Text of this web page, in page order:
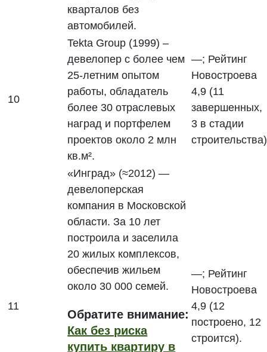
кварталов без
автомобилей.
10
Tekta Group (1999) –
девелопер с более чем
25-летним опытом
работы, обладатель
более 30 отраслевых
наград и портфелем
проектов около 2 млн
кв.м².
—; Рейтинг
Новостроева
4,9 (11
завершенных,
3 в стадии
11
«Инград» (≈2012) —
девелоперская
компания в Московской
области. За 10 лет
построила и заселила
20 жилых комплексов,
обеспечив жильем
около 30 000 семей.
Обратите внимание:
Как без риска
купить квартиру в
—; Рейтинг
Новостроева
4,9 (12
построено, 12
строится).